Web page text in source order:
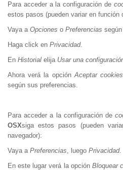
Para acceder a la configuración de
estos pasos (pueden variar en función
Vaya a Opciones o Preferencias
Haga click en Privacidad.
En Historial elija Usar una
Ahora verá la opciónAceptar cookies
según sus preferencias.
Para acceder a la configuración de
OSXsiga estos pasos (pueden
navegador):
Vaya a Preferencias, luego Privacidad.
En este lugar verá la opción Bloquear